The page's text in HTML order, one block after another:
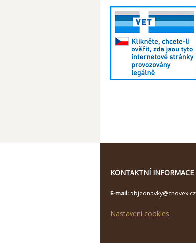
KONTAKTNÍ INFORMACE
E-mail: objednavky@chovex.cz
Nastavení cookies